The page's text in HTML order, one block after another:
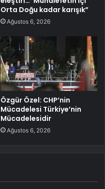
Orta Doğu kadar karışık”
Ağustos 6, 2026
Özgür Özel: CHP’nin
Mücadelesi Türkiye’nin
Mücadelesidir
Ağustos 6, 2026